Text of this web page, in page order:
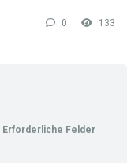
0 133
Erforderliche Felder